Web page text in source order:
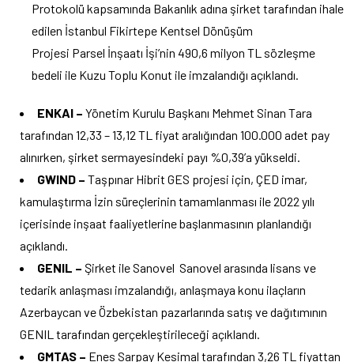
Protokolü kapsamında Bakanlık adına şirket tarafından ihale
edilen İstanbul Fikirtepe Kentsel Dönüşüm
Projesi Parsel İnşaatı İşi’nin 490,6 milyon TL sözleşme
bedeli ile Kuzu Toplu Konut ile imzalandığı açıklandı.
ENKAI – Yönetim Kurulu Başkanı Mehmet Sinan Tara
tarafından 12,33 – 13,12 TL fiyat aralığından 100.000 adet pay
alınırken, şirket sermayesindeki payı %0,39’a yükseldi.
GWIND – Taşpınar Hibrit GES projesi için, ÇED imar,
kamulaştırma İzin süreçlerinin tamamlanması ile 2022 yılı
içerisinde inşaat faaliyetlerine başlanmasının planlandığı
açıklandı.
GENIL – Şirket ile Sanovel Sanovel arasında lisans ve
tedarik anlaşması imzalandığı, anlaşmaya konu ilaçların
Azerbaycan ve Özbekistan pazarlarında satış ve dağıtımının
GENIL tarafından gerçekleştirileceği açıklandı.
GMTAS – Enes Sarpay Kesimal tarafından 3,26 TL fiyattan